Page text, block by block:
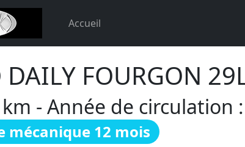
Accueil
DAILY FOURGON
- Année de circulation
mécanique 12 mois